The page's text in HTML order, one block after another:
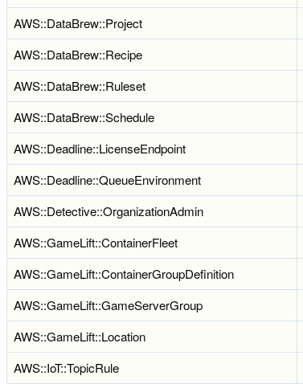
AWS::DataBrew::Project
AWS::DataBrew::Recipe
AWS::DataBrew::Ruleset
AWS::DataBrew::Schedule
AWS::Deadline::LicenseEndpoint
AWS::Deadline::QueueEnvironment
AWS::Detective::OrganizationAdmin
AWS::GameLift::ContainerFleet
AWS::GameLift::ContainerGroupDefinition
AWS::GameLift::GameServerGroup
AWS::GameLift::Location
AWS::IoT::TopicRule